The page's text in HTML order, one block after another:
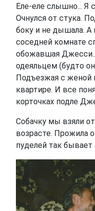
Еле-еле слышно... Я
Очнулся от стука.
боку и не дышала. А
соседней комнате
обожавшая
одеяльцем (будто
Подъезжая с женой
квартире. И все
корточках подле
Собачку мы взяли
возрасте. Прожила
пуделей так бывает